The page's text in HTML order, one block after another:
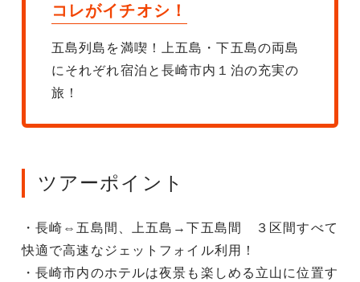
コレがイチオシ！
五島列島を満喫！上五島・下五島の両島
にそれぞれ宿泊と長崎市内１泊の充実の
旅！
ツアーポイント
・長崎⇔五島間、上五島→下五島間 ３区間すべて
快適で高速なジェットフォイル利用！
・長崎市内のホテルは夜景も楽しめる立山に位置す